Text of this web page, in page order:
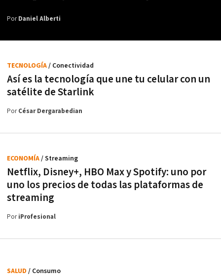
PorDaniel Alberti
Así es la tecnología que une tu celular con un
satélite de Starlink
TECNOLOGÍA/ Conectividad
PorCésar Dergarabedian
Netflix, Disney+, HBO Max y Spotify: uno por
uno los precios de todas las plataformas de
streaming
ECONOMÍA/ Streaming
PoriProfesional
SALUD / Consumo